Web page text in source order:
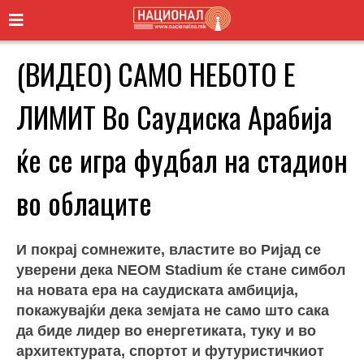
(ВИДЕО) САМО НЕБОТО Е
ЛИМИТ Во Саудиска Арабија
ќе се игра фудбал на стадион
во облаците
И покрај сомнежите, властите во Ријад се
уверени дека NEOM Stadium ќе стане симбол
на новата ера на саудиската амбиција,
покажувајќи дека земјата не само што сака
да биде лидер во енергетиката, туку и во
архитектурата, спортот и футуристичкиот